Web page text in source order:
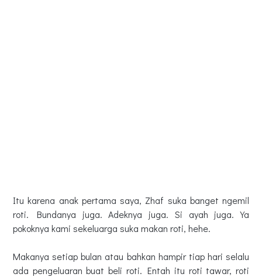
Itu karena anak pertama saya, Zhaf suka banget ngemil
roti. Bundanya juga. Adeknya juga. Si ayah juga. Ya
pokoknya kami sekeluarga suka makan roti, hehe.
Makanya setiap bulan atau bahkan hampir tiap hari selalu
ada pengeluaran buat beli roti. Entah itu roti tawar, roti